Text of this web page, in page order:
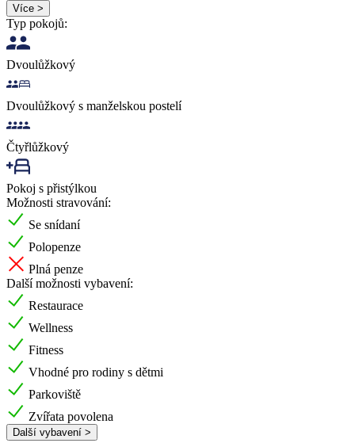
Více >
Typ pokojů:
Dvoulůžkový
Dvoulůžkový s manželskou postelí
Čtyřlůžkový
Pokoj s přistýlkou
Možnosti stravování:
Se snídaní
Polopenze
Plná penze
Další možnosti vybavení:
Restaurace
Wellness
Fitness
Vhodné pro rodiny s dětmi
Parkoviště
Zvířata povolena
Další vybavení >